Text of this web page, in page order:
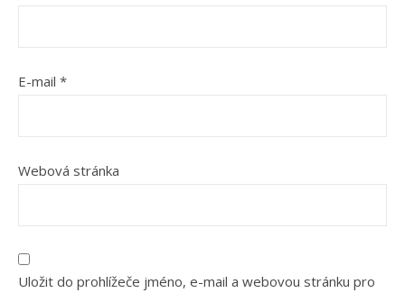
E-mail *
Webová stránka
Uložit do prohlížeče jméno, e-mail a webovou stránku pro